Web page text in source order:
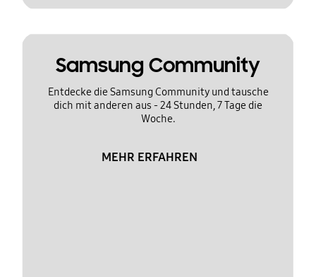
Samsung Community
Entdecke die Samsung Community und tausche
dich mit anderen aus - 24 Stunden, 7 Tage die
Woche.
MEHR ERFAHREN